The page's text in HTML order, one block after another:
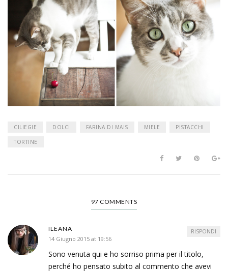
CILIEGIE DOLCI FARINA DI MAIS MIELE PISTACCHI
TORTINE
97 COMMENTS
ILEANA
14 Giugno 2015 at 19:56
Sono venuta qui e ho sorriso prima per il titolo,
perché ho pensato subito al commento che avevi
RISPONDI